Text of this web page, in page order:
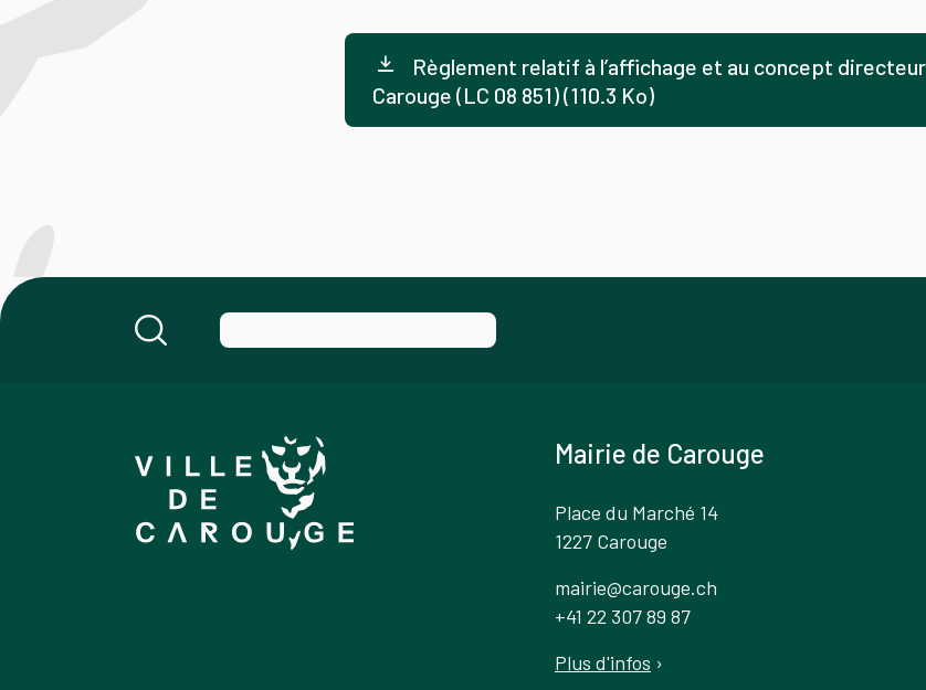
Règlement relatif à l’affichage et au concept
Carouge (LC 08 851) (110.3 Ko)
Mairie de Carouge
Place du Marché 14
1227 Carouge
mairie@carouge.ch
+41 22 307 89 87
Plus d'infos ›